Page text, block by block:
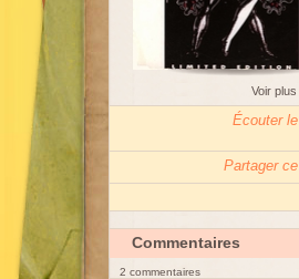
Voir
Écouter
Partager
Commentaires
2 commentaires